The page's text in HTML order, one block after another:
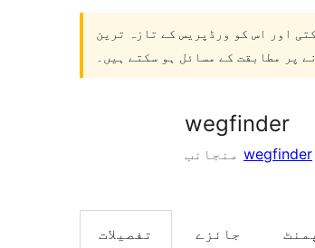
کریں
اور اس کو ورڈپریس کے تازہ ترین
پر مطابقت کے مسائل ہو سکتے ہیں۔
wegfinder
wegfinder
تفصیلات جائزے